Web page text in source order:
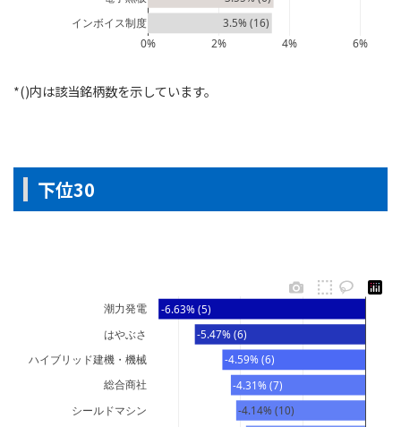
3.5% (16)
0% 2% 4% 6%
インボイス制度
*()内は該当銘柄数を示しています。
下位30
-4.14% (10)
-4.31% (7)
-4.59% (6)
-5.47% (6)
-6.63% (5)
シールドマシン
総合商社
ハイブリッド建機・機械
はやぶさ
潮力発電